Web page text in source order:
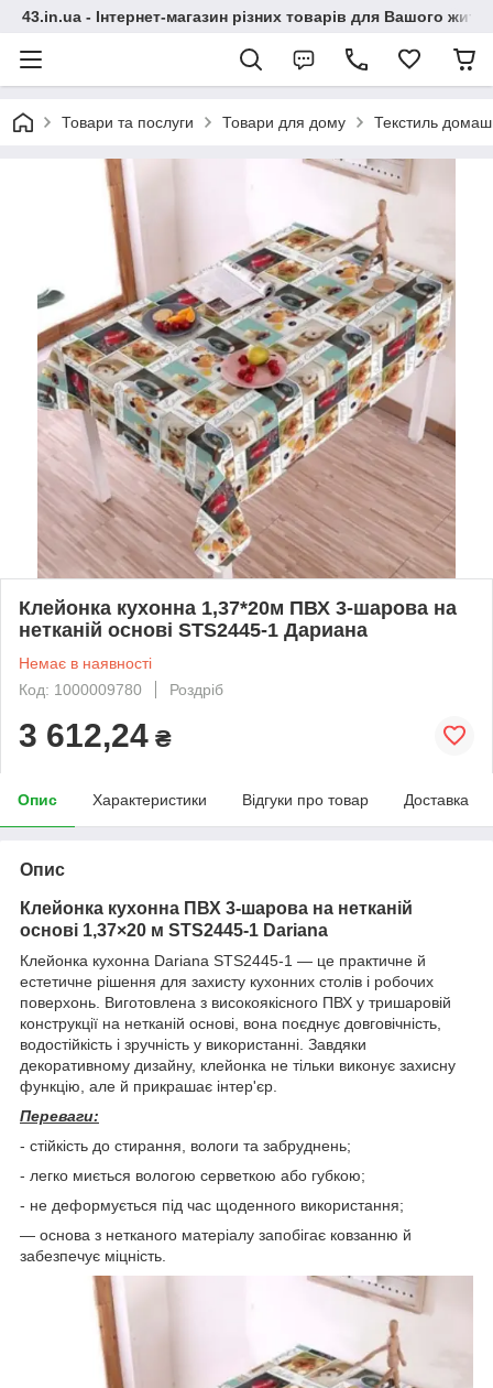
43.in.ua - Інтернет-магазин різних товарів для Вашого
Товари та послуги Товари для дому Текстиль
Клейонка кухонна 1,37*20м ПВХ 3-шарова на
нетканій основі STS2445-1 Дариана
Немає в наявності
Код: 1000009780
Роздріб
3 612,24 ₴
Опис Характеристики Відгуки про товар Доставка
Опис
Клейонка кухонна ПВХ 3-шарова на нетканій
основі 1,37×20 м STS2445-1 Dariana
Клейонка кухонна Dariana STS2445-1 — це практичне й
естетичне рішення для захисту кухонних столів і робочих
поверхонь. Виготовлена з високоякісного ПВХ у тришаровій
конструкції на нетканій основі, вона поєднує довговічність,
водостійкість і зручність у використанні. Завдяки
декоративному дизайну, клейонка не тільки виконує захисну
функцію, але й прикрашає інтер'єр.
Переваги:
- стійкість до стирання, вологи та забруднень;
- легко миється вологою серветкою або губкою;
- не деформується під час щоденного використання;
— основа з нетканого матеріалу запобігає ковзанню й
забезпечує міцність.